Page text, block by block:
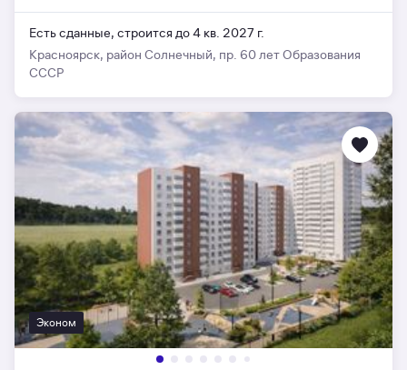
Есть сданные, строится до 4 кв. 2027 г.
Красноярск, район Солнечный, пр. 60 лет Образования
СССР
Эконом